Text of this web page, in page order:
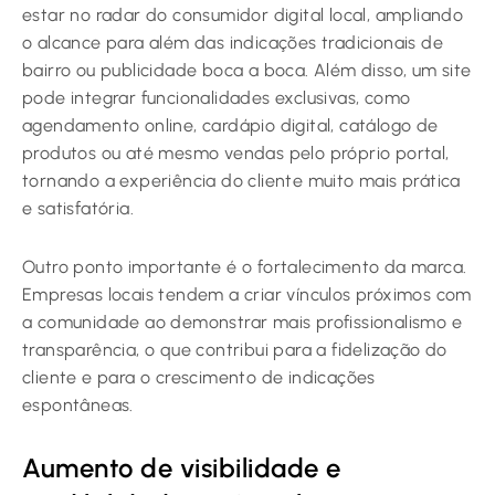
estar no radar do consumidor digital local, ampliando
o alcance para além das indicações tradicionais de
bairro ou publicidade boca a boca. Além disso, um site
pode integrar funcionalidades exclusivas, como
agendamento online, cardápio digital, catálogo de
produtos ou até mesmo vendas pelo próprio portal,
tornando a experiência do cliente muito mais prática
e satisfatória.
Outro ponto importante é o fortalecimento da marca.
Empresas locais tendem a criar vínculos próximos com
a comunidade ao demonstrar mais profissionalismo e
transparência, o que contribui para a fidelização do
cliente e para o crescimento de indicações
espontâneas.
Aumento de visibilidade e